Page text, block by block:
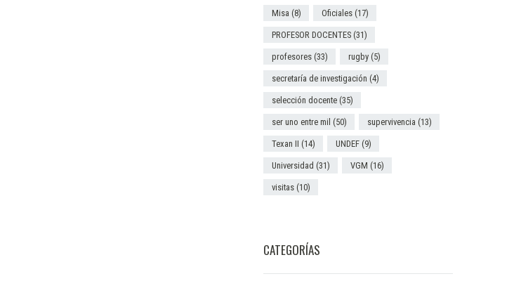
Misa (8) Oficiales(17)
PROFESOR DOCENTES(31)
profesores(33) rugby(5)
secretaría de investigación (4)
selección docente(35)
ser uno entre mil (50) supervivencia (13)
Texan II (14) UNDEF(9)
Universidad (31) VGM (16)
visitas(10)
CATEGORÍAS